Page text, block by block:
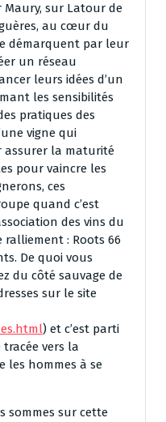
Maury, sur Latour de
au cœur du
démarquent par leur
un réseau
leurs idées d’un
les sensibilités
pratiques des
vigne qui
la maturité
pour vaincre les
ces
quand c’est
des vins du
ralliement : Roots 66
De quoi vous
du côté sauvage de
sur le site
) et c’est parti
vers la
les hommes à se
sommes sur cette